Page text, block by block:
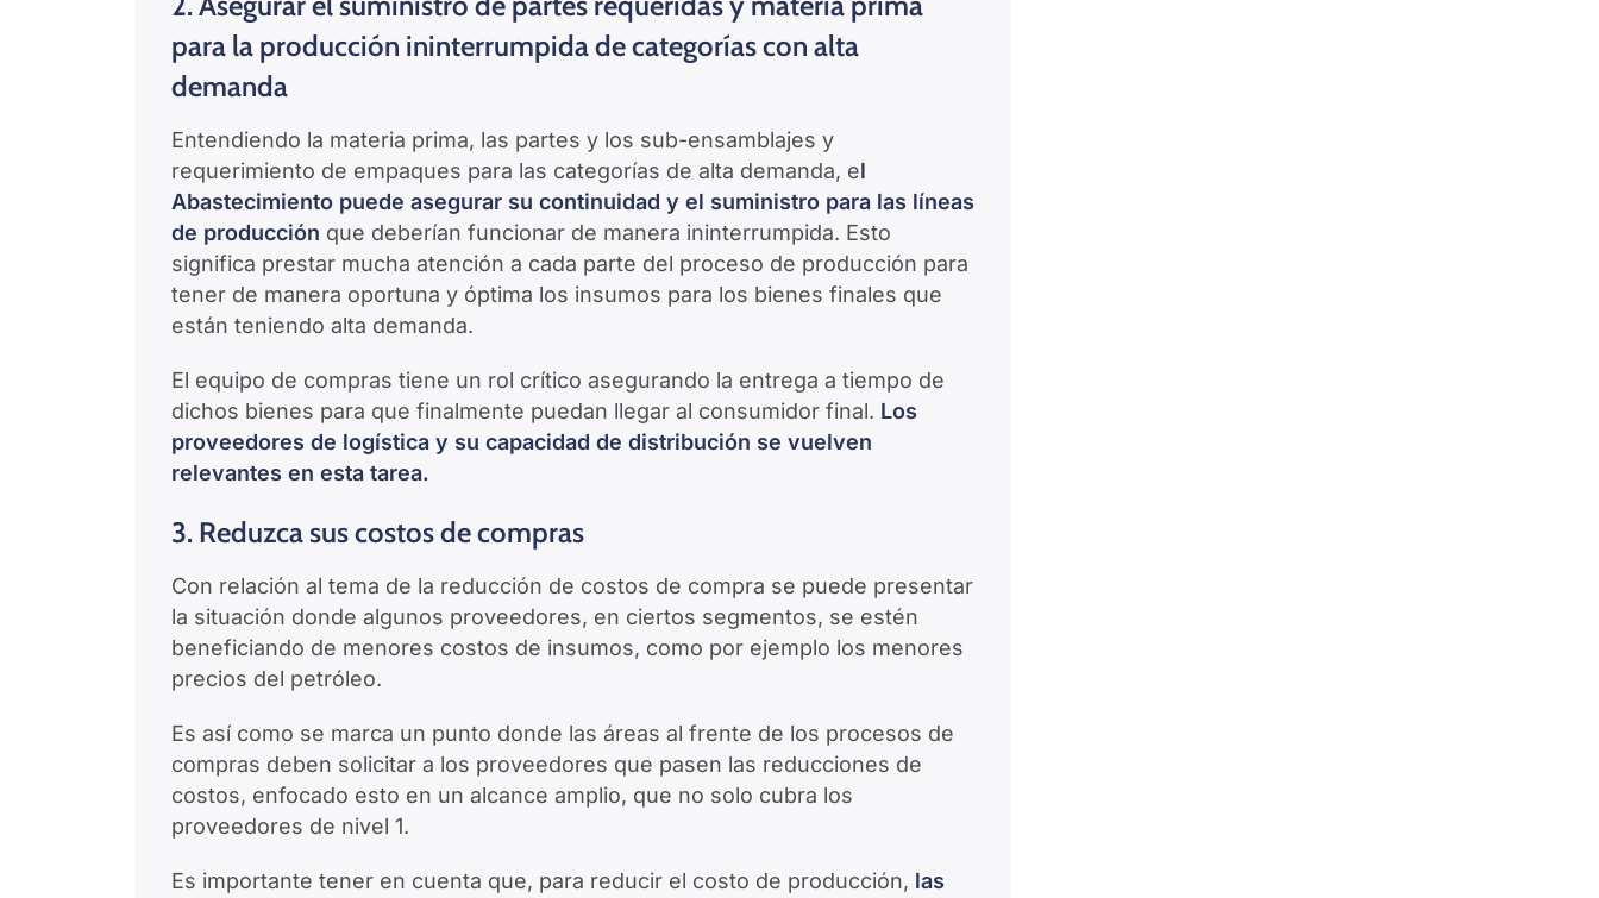
para la producción ininterrumpida de categorías con alta
demanda
Entendiendo la materia prima, las partes y los sub-ensamblajes y
requerimiento de empaques para las categorías de alta demanda, el
Abastecimiento puede asegurar su continuidad y el suministro para las líneas
de producción que deberían funcionar de manera ininterrumpida. Esto
significa prestar mucha atención a cada parte del proceso de producción para
tener de manera oportuna y óptima los insumos para los bienes finales que
están teniendo alta demanda.
El equipo de compras tiene un rol crítico asegurando la entrega a tiempo de
dichos bienes para que finalmente puedan llegar al consumidor final. Los
proveedores de logística y su capacidad de distribución se vuelven
relevantes en esta tarea.
3. Reduzca sus costos de compras
Con relación al tema de la reducción de costos de compra se puede presentar
la situación donde algunos proveedores, en ciertos segmentos, se estén
beneficiando de menores costos de insumos, como por ejemplo los menores
precios del petróleo.
Es así como se marca un punto donde las áreas al frente de los procesos de
compras deben solicitar a los proveedores que pasen las reducciones de
costos, enfocado esto en un alcance amplio, que no solo cubra los
proveedores de nivel 1.
Es importante tener en cuenta que, para reducir el costo de producción, las